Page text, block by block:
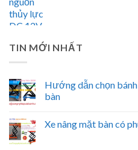
TIN MỚI NHẤT
Hướng dẫn chọn
bàn
Xe nâng mặt bàn có